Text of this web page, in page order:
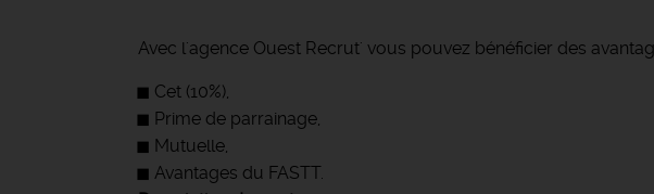
Avec l'agence Ouest Recrut' vous pouvez bénéficier des
Cet (10%),
Prime de parrainage,
Mutuelle,
Avantages du FASTT.